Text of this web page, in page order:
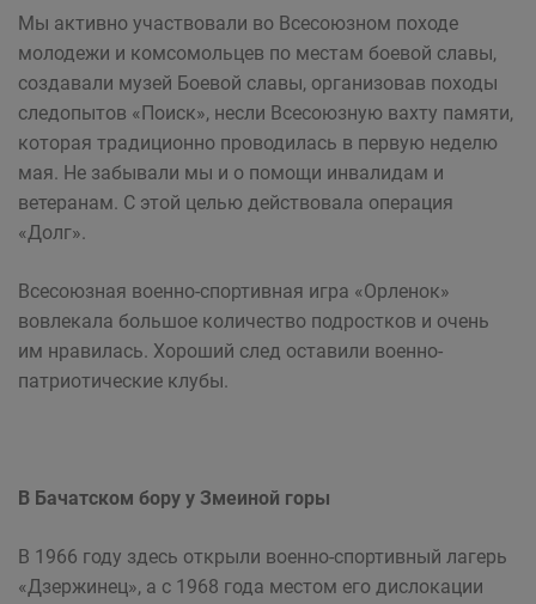
Мы активно участвовали во Всесоюзном походе
молодежи и комсомольцев по местам боевой славы,
создавали музей Боевой славы, организовав походы
следопытов «Поиск», несли Всесоюзную вахту памяти,
которая традиционно проводилась в первую неделю
мая. Не забывали мы и о помощи инвалидам и
ветеранам. С этой целью действовала операция
«Долг».
Всесоюзная военно-спортивная игра «Орленок»
вовлекала большое количество подростков и очень
им нравилась. Хороший след оставили военно-
патриотические клубы.
В Бачатском бору у Змеиной горы
В 1966 году здесь открыли военно-спортивный лагерь
«Дзержинец», а с 1968 года местом его дислокации